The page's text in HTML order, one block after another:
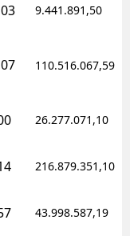
9.441.891,50
110.516.067,59
26.277.071,10
216.879.351,10
43.998.587,19